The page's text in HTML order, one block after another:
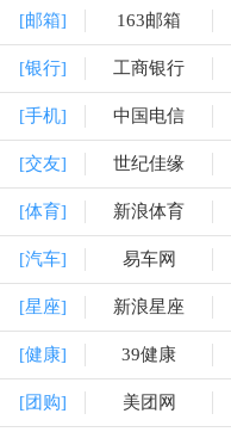
[邮箱] 163邮箱
[银行] 工商银行
[手机] 中国电信
[交友] 世纪佳缘
[体育] 新浪体育
[汽车] 易车网
[星座] 新浪星座
[健康] 39健康
[团购] 美团网